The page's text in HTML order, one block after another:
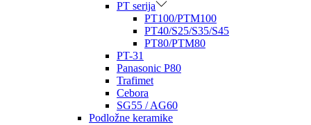
PT serija
PT100/PTM100
PT40/S25/S35/S45
PT80/PTM80
PT-31
Panasonic P80
Trafimet
Cebora
SG55 / AG60
Podložne keramike